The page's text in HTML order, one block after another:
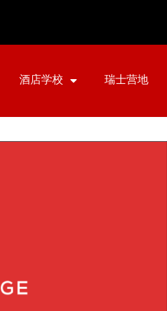
酒店学校 瑞士营地